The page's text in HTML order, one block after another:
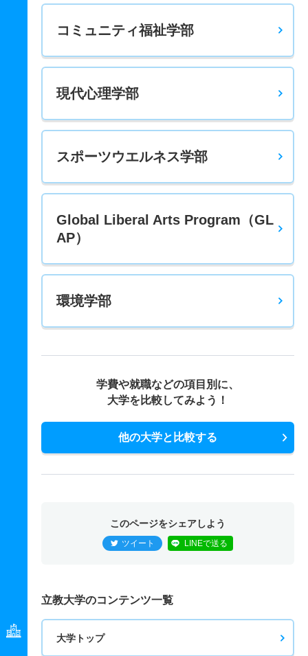
コミュニティ福祉学部
現代心理学部
スポーツウエルネス学部
Global Liberal Arts Program（GL
AP）
環境学部
学費や就職などの項目別に、
大学を比較してみよう！
他の大学と比較する
このページをシェアしよう
ツイート LINEで送る
立教大学のコンテンツ一覧
大学トップ